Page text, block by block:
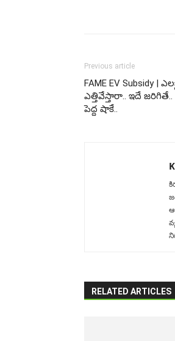
Previous article
FAME EV Subsidy |
ఎత్తివేస్తారా.. ఇదే
పెద్ద షాకే..
RELATED ARTICLES